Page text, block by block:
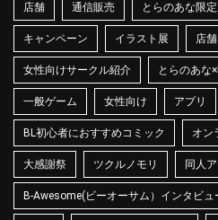
店舗 通信販売 とらのあな限
キャンペーン イラスト展 店
女性向けサークル紹介 とらのあな
一般ゲーム 女性向け アプリ
BL初心者におすすめコミック オン
大感謝祭 ツクルノモリ 同人
B-Awesome(ビーオーサム）インタビュ